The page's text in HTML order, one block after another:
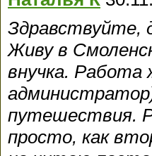
Здравствуйте,
Живу в
внучка. Работа
путешествия.
просто, как